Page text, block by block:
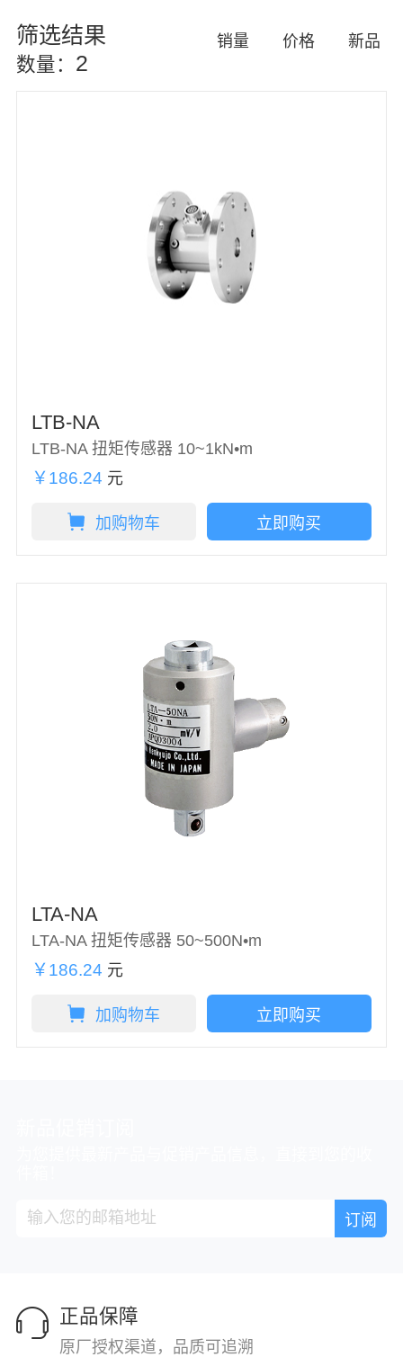
筛选结果
数量： 2
销量 价格 新品
LTB-NA
LTB-NA 扭矩传感器 10~1kN•m
￥186.24 元
加购物车 立即购买
LTA-NA
LTA-NA 扭矩传感器 50~500N•m
￥186.24 元
加购物车 立即购买
正品保障
原厂授权渠道，品质可追溯